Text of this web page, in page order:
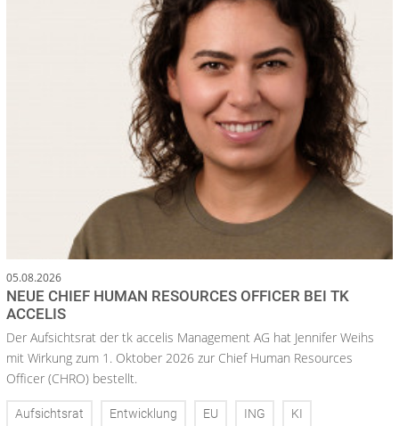
05.08.2026
NEUE CHIEF HUMAN RESOURCES OFFICER BEI TK
ACCELIS
Der Aufsichtsrat der tk accelis Management AG hat Jennifer Weihs
mit Wirkung zum 1. Oktober 2026 zur Chief Human Resources
Officer (CHRO) bestellt.
Aufsichtsrat Entwicklung EU ING KI